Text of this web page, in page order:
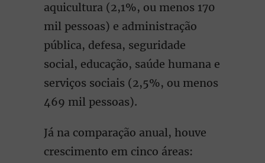
aquicultura (2,1%, ou menos 170
mil pessoas) e administração
pública, defesa, seguridade
social, educação, saúde humana e
serviços sociais (2,5%, ou menos
469 mil pessoas).
Já na comparação anual, houve
crescimento em cinco áreas: